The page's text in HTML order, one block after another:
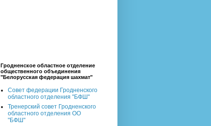
Гродненское областное отделение
общественного объединения
"Белорусская федерация шахмат"
Совет федерации Гродненского
областного отделения "БФШ"
Тренерский совет Гродненского
областного отделения ОО
"БФШ"